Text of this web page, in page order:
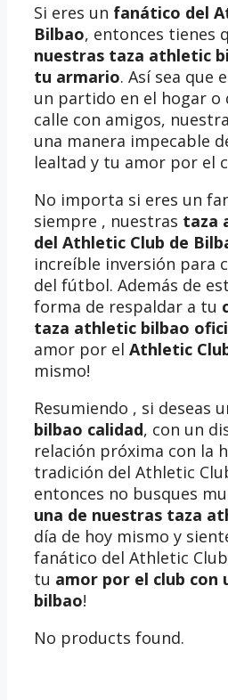
Si eres un fanático del
Bilbao, entonces tienes
nuestras taza athletic
tu armario. Así sea que
un partido en el hogar o
calle con amigos,
una manera impecable
lealtad y tu amor por el
No importa si eres un
siempre , nuestras taza
del Athletic Club de
increíble inversión para
del fútbol. Además de
forma de respaldar a tu
taza athletic bilbao
amor por el Athletic
mismo!
Resumiendo , si deseas
bilbao calidad, con un
relación próxima con la
tradición del Athletic
entonces no busques
una de nuestras taza
día de hoy mismo y
fanático del Athletic Club
tu amor por el club
bilbao!
No products found.